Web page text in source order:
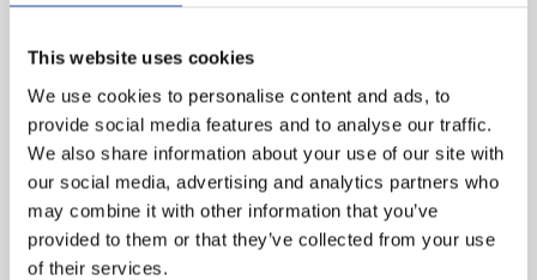
This website uses cookies
We use cookies to personalise content and ads, to
provide social media features and to analyse our traffic.
We also share information about your use of our site with
our social media, advertising and analytics partners who
may combine it with other information that you’ve
provided to them or that they’ve collected from your use
of their services.